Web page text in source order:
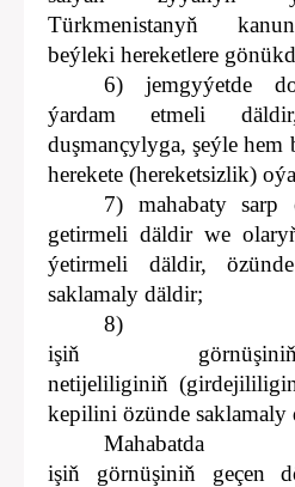
Türkmenistanyň
beýleki hereketlere
6) jemgyýetde
ýardam etmeli
duşmançylyga, şeýle
herekete (hereketsizlik)
7) mahabaty sarp
getirmeli däldir we
ýetirmeli däldir,
saklamaly däldir;
8)
işiň
netijeliliginiň
kepilini özünde saklamaly
Mahabatda
işiň görnüşiniň geçen